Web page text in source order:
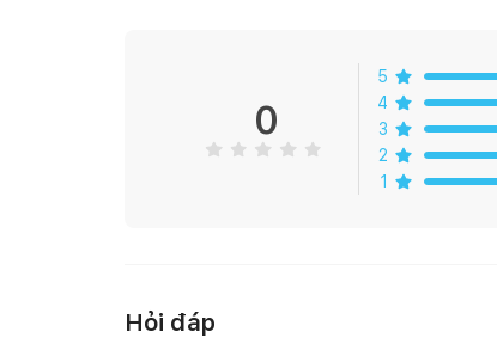
0
5
4
3
2
1
Hỏi đáp